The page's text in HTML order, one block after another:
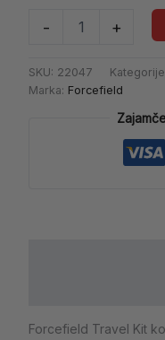
- +
SKU: 22047
Marka: Forcefield
Forcefield Travel Kit